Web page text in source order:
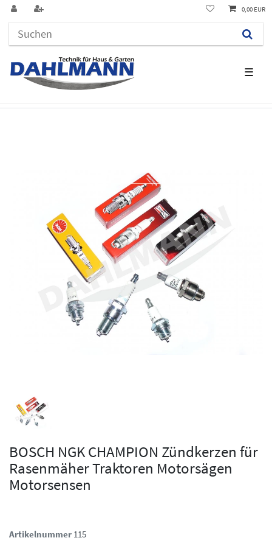
☰
0,00 EUR
BOSCH NGK CHAMPION Zündkerzen für
Rasenmäher Traktoren Motorsägen
Motorsensen
Artikelnummer 115